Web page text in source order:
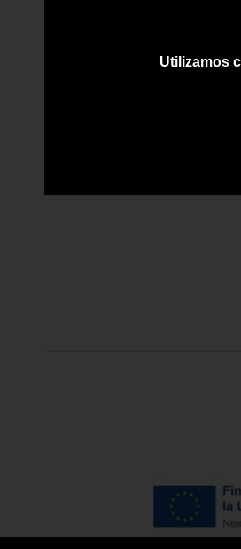
Utilizamos